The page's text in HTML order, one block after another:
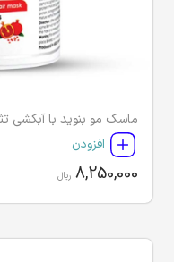
افزودن
8,250,000 ریال